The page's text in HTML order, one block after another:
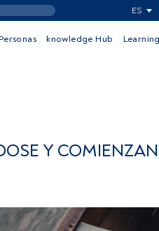
ES
knowledge Hub Learning
Y